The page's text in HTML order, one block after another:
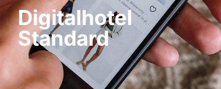
Digitalhotel
Standard